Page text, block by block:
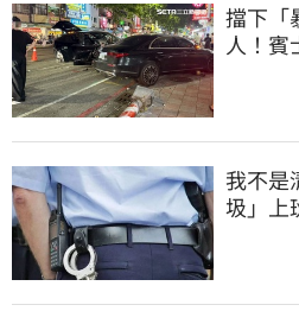
擋下「
人！賓
我不是
圾」